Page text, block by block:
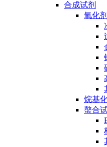
合成试剂
氧化剂
烷基
螯合